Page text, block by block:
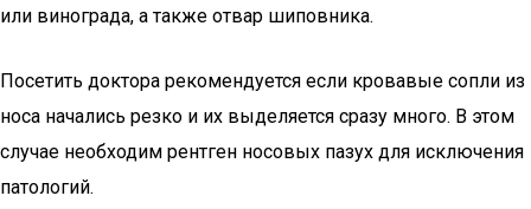
или винограда, а также отвар шиповника.
Посетить доктора рекомендуется если кровавые сопли из
носа начались резко и их выделяется сразу много. В этом
случае необходим рентген носовых пазух для исключения
патологий.